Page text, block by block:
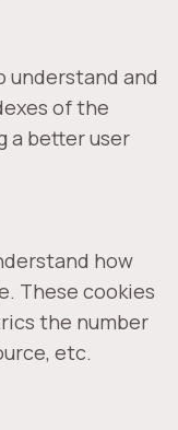
understand and
of the
a better user
how
These cookies
the number
etc.